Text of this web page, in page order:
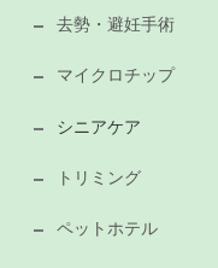
去勢・避妊手術
マイクロチップ
シニアケア
トリミング
ペットホテル